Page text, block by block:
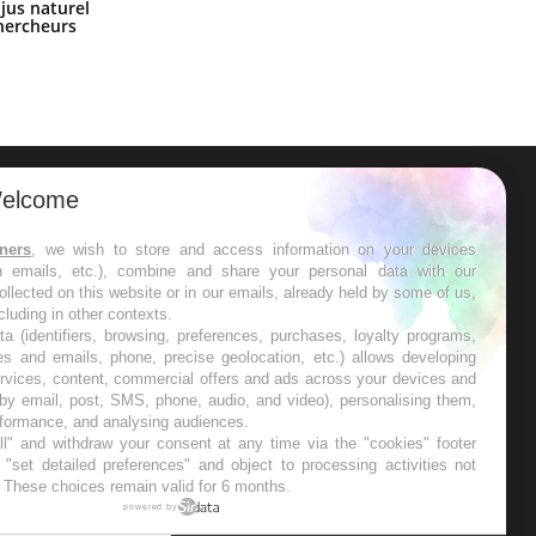
jus naturel
les semaines les meilleures
, we wish to store and access information on your devices
emails, etc.), combine and share your personal data with our
on this website or in our emails, already held by some of us,
in other contexts.
(identifiers, browsing, preferences, purchases, loyalty programs,
and emails, phone, precise geolocation, etc.) allows developing
content, commercial offers and ads across your devices and
email, post, SMS, phone, audio, and video), personalising them,
and analysing audiences.
and withdraw your consent at any time via the "cookies" footer
detailed preferences" and object to processing activities not
choices remain valid for 6 months.
powered by